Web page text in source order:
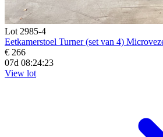
Lot 2985-4
Eetkamerstoel Turner (set van 4)
€ 266
07d 08:24:21
View lot